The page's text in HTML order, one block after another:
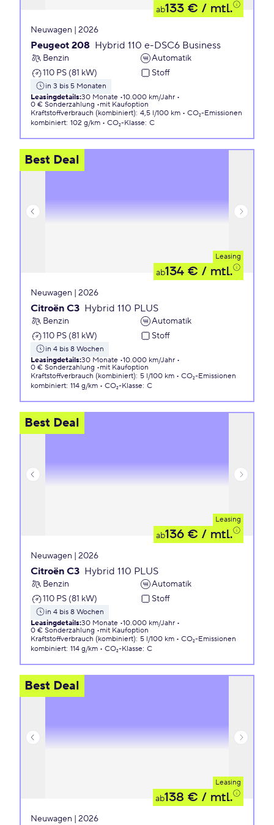
ab133 € / mtl.
Neuwagen | 2026
Peugeot 208 Hybrid 110 e-DSC6 Business
Benzin
Automatik
110 PS (81 kW)
Stoff
in 3 bis 5 Monaten
Leasingdetails:30 Monate 10.000 km/Jahr
0 € Sonderzahlung
mit Kaufoption
Kraftstoffverbrauch (kombiniert): 4,5 l/100 km
CO₂-Emissionen
kombiniert: 102 g/km CO₂-Klasse: C
Best Deal
Leasing
ab134 € / mtl.
Neuwagen | 2026
Citroën C3 Hybrid 110 PLUS
Benzin
Automatik
110 PS (81 kW)
Stoff
in 4 bis 8 Wochen
Leasingdetails:30 Monate 10.000 km/Jahr
0 € Sonderzahlung
mit Kaufoption
Kraftstoffverbrauch (kombiniert): 5 l/100 km
CO₂-Emissionen
kombiniert: 114 g/km CO₂-Klasse: C
Best Deal
Leasing
ab136 € / mtl.
Neuwagen | 2026
Citroën C3 Hybrid 110 PLUS
Benzin
Automatik
110 PS (81 kW)
Stoff
in 4 bis 8 Wochen
Leasingdetails:30 Monate 10.000 km/Jahr
0 € Sonderzahlung
mit Kaufoption
Kraftstoffverbrauch (kombiniert): 5 l/100 km
CO₂-Emissionen
kombiniert: 114 g/km CO₂-Klasse: C
Best Deal
Leasing
ab138 € / mtl.
Neuwagen | 2026